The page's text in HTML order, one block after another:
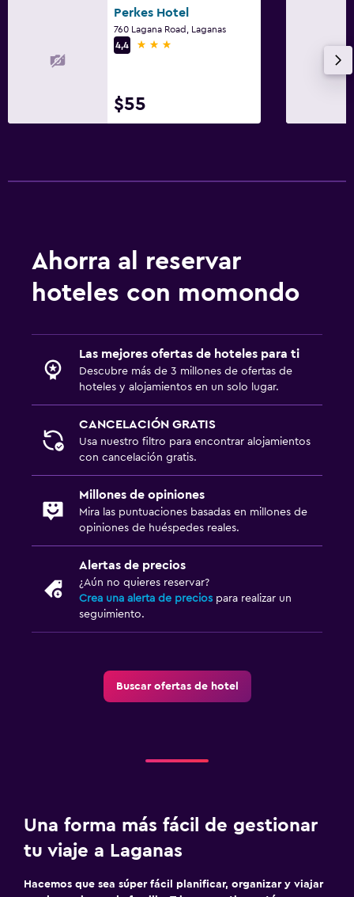
Perkes Hotel
760 Lagana Road, Laganas
4,4
3 estrellas
$55
Ahorra al reservar
hoteles con momondo
Las mejores ofertas de hoteles para ti
Descubre más de 3 millones de ofertas de
hoteles y alojamientos en un solo lugar.
CANCELACIÓN GRATIS
Usa nuestro filtro para encontrar alojamientos
con cancelación gratis.
Millones de opiniones
Mira las puntuaciones basadas en millones de
opiniones de huéspedes reales.
Alertas de precios
¿Aún no quieres reservar?
Crea una alerta de precios para realizar un
seguimiento.
Buscar ofertas de hotel
Una forma más fácil de gestionar
tu viaje a Laganas
Hacemos que sea súper fácil planificar, organizar y viajar